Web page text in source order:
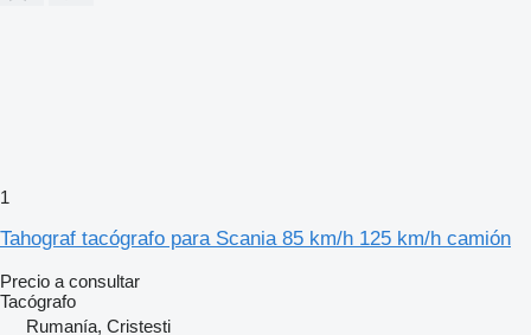
1
Tahograf tacógrafo para Scania 85 km/h 125 km/h camión
Precio a consultar
Tacógrafo
Rumanía, Cristesti